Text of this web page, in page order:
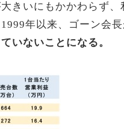
きいにもかかわらず
年以来、ゴーン会
いないことになる。